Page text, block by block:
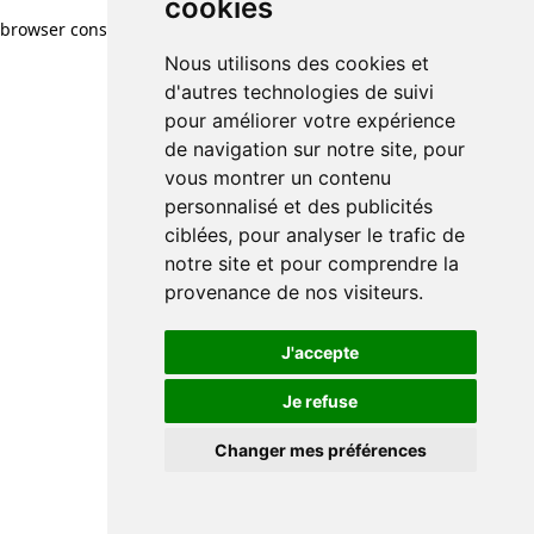
cookies
Nous utilisons des cookies et
d'autres technologies de suivi
pour améliorer votre expérience
de navigation sur notre site, pour
vous montrer un contenu
personnalisé et des publicités
ciblées, pour analyser le trafic de
notre site et pour comprendre la
provenance de nos visiteurs.
J'accepte
Je refuse
Changer mes préférences
browser console for more information)